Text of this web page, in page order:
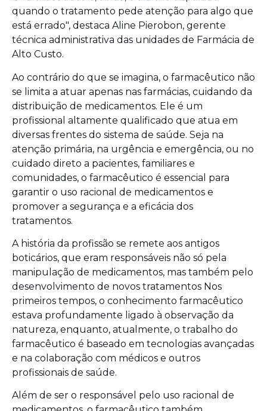
quando o tratamento pede atenção para algo que
está errado", destaca Aline Pierobon, gerente
técnica administrativa das unidades de Farmácia de
Alto Custo.
Ao contrário do que se imagina, o farmacêutico não
se limita a atuar apenas nas farmácias, cuidando da
distribuição de medicamentos. Ele é um
profissional altamente qualificado que atua em
diversas frentes do sistema de saúde. Seja na
atenção primária, na urgência e emergência, ou no
cuidado direto a pacientes, familiares e
comunidades, o farmacêutico é essencial para
garantir o uso racional de medicamentos e
promover a segurança e a eficácia dos
tratamentos.
A história da profissão se remete aos antigos
boticários, que eram responsáveis não só pela
manipulação de medicamentos, mas também pelo
desenvolvimento de novos tratamentos Nos
primeiros tempos, o conhecimento farmacêutico
estava profundamente ligado à observação da
natureza, enquanto, atualmente, o trabalho do
farmacêutico é baseado em tecnologias avançadas
e na colaboração com médicos e outros
profissionais de saúde.
Além de ser o responsável pelo uso racional de